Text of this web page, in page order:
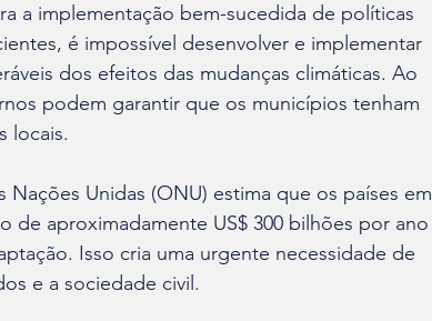
a implementação bem-sucedida de políticas
é impossível desenvolver e implementar
dos efeitos das mudanças climáticas. Ao
podem garantir que os municípios tenham
locais.
Unidas (ONU) estima que os países em
de aproximadamente US$ 300 bilhões por ano
Isso cria uma urgente necessidade de
e a sociedade civil.